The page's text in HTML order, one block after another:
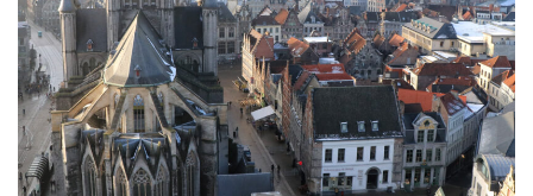
12x
doen
tijdens
een
stedentrip